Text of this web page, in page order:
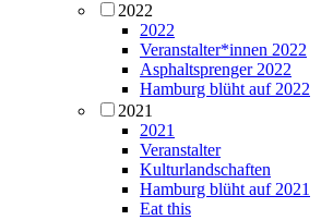
2022
2022
Veranstalter*innen 2022
Asphaltsprenger 2022
Hamburg blüht auf 2022
2021
2021
Veranstalter
Kulturlandschaften
Hamburg blüht auf 2021
Eat this